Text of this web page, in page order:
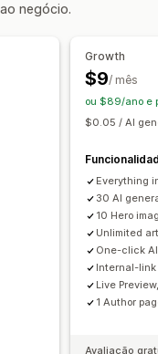
Índice
Análise de SEO
internas
negócio.
Growth
$9/ mês
ou $89/ano e
$0.05 / AI
Everything
30 AI
10 Hero
Unlimited
One-click
Internal-
Live
1 Author
Avaliação